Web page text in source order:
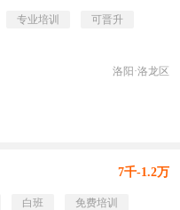
专业培训
可晋升
洛阳·洛龙区
7千-1.2万
白班
免费培训